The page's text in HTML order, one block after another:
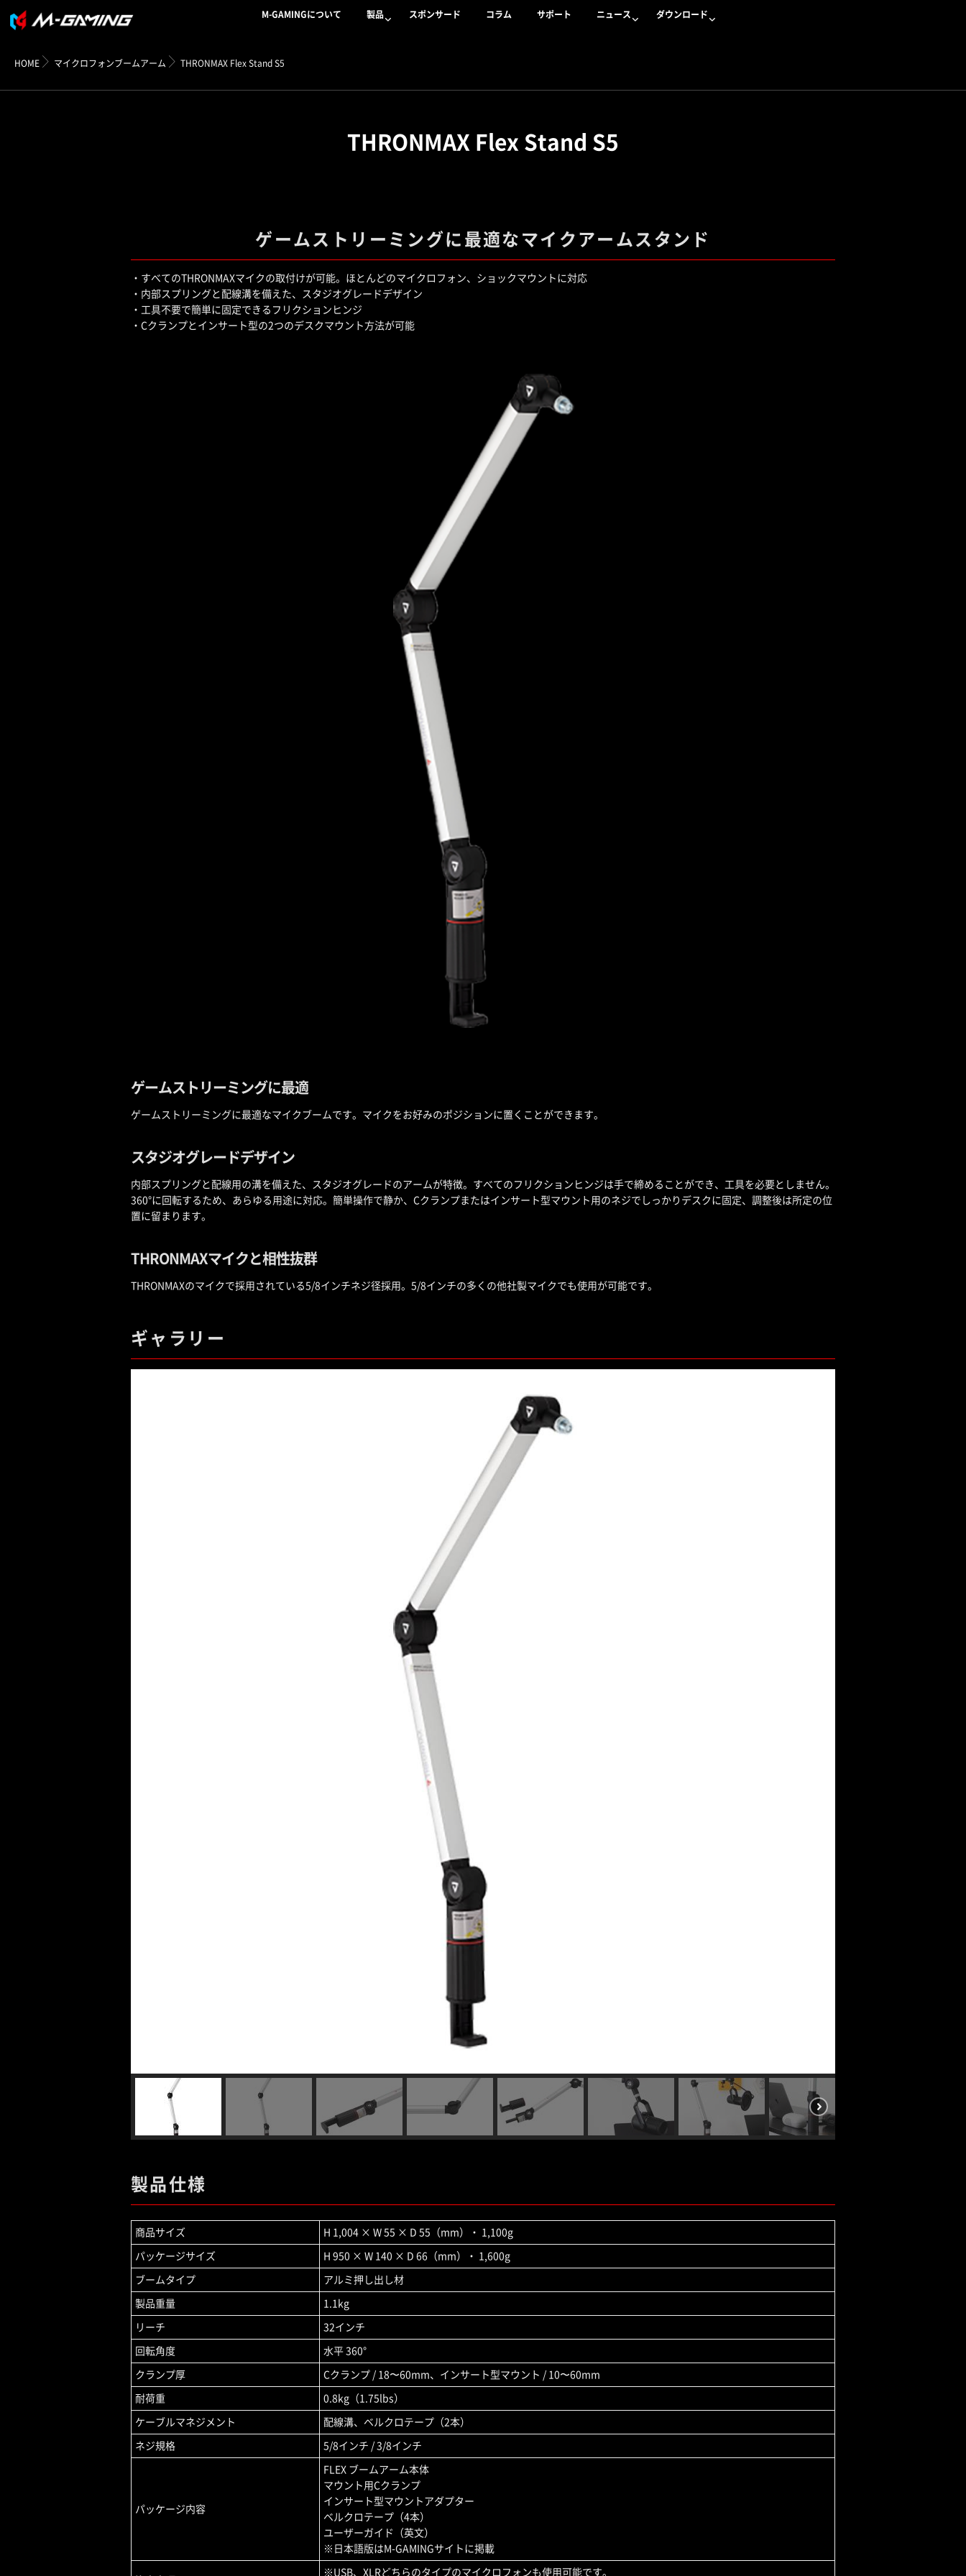
M-GAMINGについて 製品 スポンサード コラム サポート ニュース ダウンロード
HOME マイクロフォンブームアーム THRONMAX Flex Stand S5
THRONMAX Flex Stand S5
ゲームストリーミングに最適なマイクアームスタンド
・すべてのTHRONMAXマイクの取付けが可能。ほとんどのマイクロフォン、ショックマウントに対応
・内部スプリングと配線溝を備えた、スタジオグレードデザイン
・工具不要で簡単に固定できるフリクションヒンジ
・Cクランプとインサート型の2つのデスクマウント方法が可能
ゲームストリーミングに最適
ゲームストリーミングに最適なマイクブームです。マイクをお好みのポジションに置くことができます。
スタジオグレードデザイン
内部スプリングと配線用の溝を備えた、スタジオグレードのアームが特徴。すべてのフリクションヒンジは手で締めることができ、工具を必要としません。
360°に回転するため、あらゆる用途に対応。簡単操作で静か、Cクランプまたはインサート型マウント用のネジでしっかりデスクに固定、調整後は所定の位
置に留まります。
THRONMAXマイクと相性抜群
THRONMAXのマイクで採用されている5/8インチネジ径採用。5/8インチの多くの他社製マイクでも使用が可能です。
ギャラリー
製品仕様
商品サイズ H 1,004 × W 55 × D 55（mm）・ 1,100g
パッケージサイズ H 950 × W 140 × D 66（mm）・ 1,600g
ブームタイプ アルミ押し出し材
製品重量 1.1kg
リーチ 32インチ
回転角度 水平 360°
クランプ厚 Cクランプ / 18〜60mm、インサート型マウント / 10〜60mm
耐荷重 0.8kg（1.75lbs）
ケーブルマネジメント 配線溝、ベルクロテープ（2本）
ネジ規格 5/8インチ / 3/8インチ
パッケージ内容
FLEX ブームアーム本体
マウント用Cクランプ
インサート型マウントアダプター
ベルクロテープ（4本）
ユーザーガイド（英文）
※日本語版はM-GAMINGサイトに掲載
※USB、XLRどちらのタイプのマイクロフォンも使用可能です。